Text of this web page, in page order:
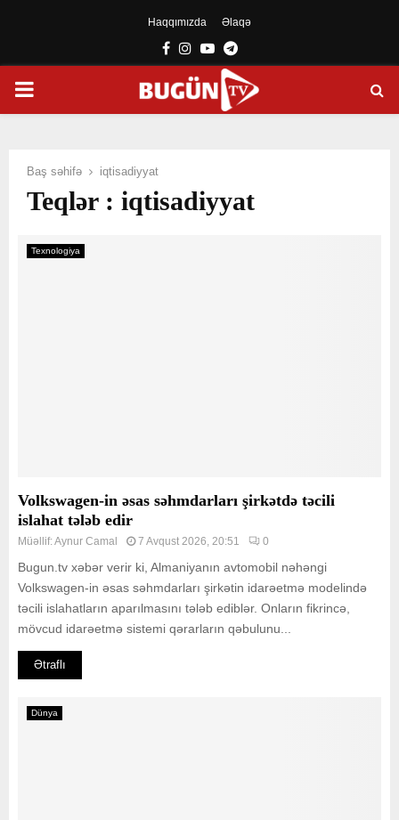
Haqqımızda Əlaqə
Facebook
Instagram
YoutubeTelegram
PRIMARY
Baş səhifə iqtisadiyyat
Teqlər : iqtisadiyyat
Texnologiya
Volkswagen-in əsas səhmdarları şirkətdə təcili
islahat tələb edir
Müəllif:Aynur Camal 7 Avqust 2026, 20:51 0
Bugun.tv xəbər verir ki, Almaniyanın avtomobil nəhəngi
Volkswagen-in əsas səhmdarları şirkətin idarəetmə modelində
təcili islahatların aparılmasını tələb ediblər. Onların fikrincə,
mövcud idarəetmə sistemi qərarların qəbulunu...
Ətraflı
Dünya